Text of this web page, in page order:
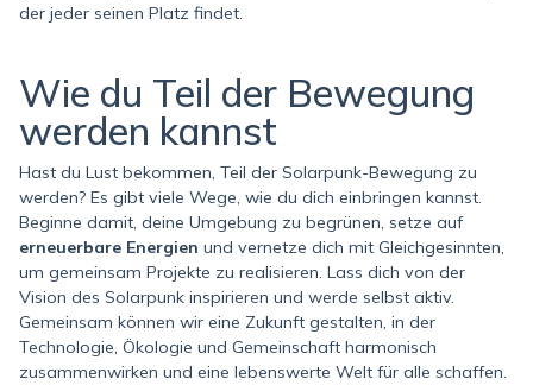
der jeder seinen Platz findet.
Wie du Teil der Bewegung
werden kannst
Hast du Lust bekommen, Teil der Solarpunk-Bewegung zu
werden? Es gibt viele Wege, wie du dich einbringen kannst.
Beginne damit, deine Umgebung zu begrünen, setze auf
erneuerbare Energien und vernetze dich mit Gleichgesinnten,
um gemeinsam Projekte zu realisieren. Lass dich von der
Vision des Solarpunk inspirieren und werde selbst aktiv.
Gemeinsam können wir eine Zukunft gestalten, in der
Technologie, Ökologie und Gemeinschaft harmonisch
zusammenwirken und eine lebenswerte Welt für alle schaffen.